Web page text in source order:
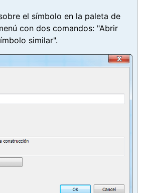
el símbolo en la paleta de
con dos comandos: "Abrir
similar".